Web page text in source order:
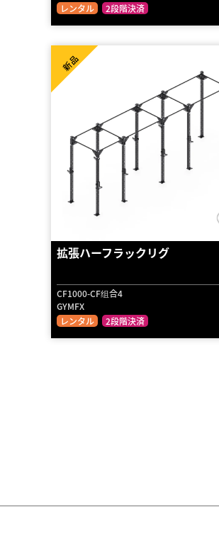
レンタル
2段階決済
拡張ハーフラックリグ
CF1000-CF组合4
GYMFX
レンタル
2段階決済
新品